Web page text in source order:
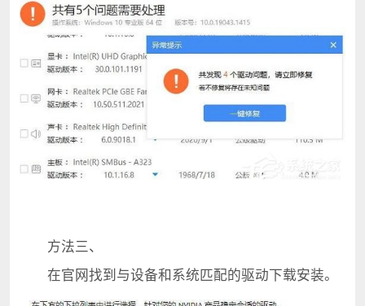
方法三、
在官网找到与设备和系统匹配的驱动下载安装。